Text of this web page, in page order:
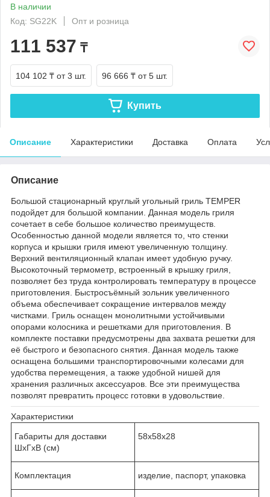
В наличии
Код: SG22K
Опт и розница
111 537 ₸
104 102 ₸ от 3 шт. 96 666 ₸ от 5 шт.
Купить
Описание Характеристики Доставка Оплата
Описание
Большой стационарный круглый угольный гриль TEMPER
подойдет для большой компании. Данная модель гриля
сочетает в себе большое количество преимуществ.
Особенностью данной модели является то, что стенки
корпуса и крышки гриля имеют увеличенную толщину.
Верхний вентиляционный клапан имеет удобную ручку.
Высокоточный термометр, встроенный в крышку гриля,
позволяет без труда контролировать температуру в процессе
приготовления. Быстросъёмный зольник увеличенного
объема обеспечивает сокращение интервалов между
чистками. Гриль оснащен монолитными устойчивыми
опорами колосника и решетками для приготовления. В
комплекте поставки предусмотрены два захвата решетки для
её быстрого и безопасного снятия. Данная модель также
оснащена большими транспортировочными колесами для
удобства перемещения, а также удобной нишей для
хранения различных аксессуаров. Все эти преимущества
позволят превратить процесс готовки в удовольствие.
Характеристики
Габариты для доставки
ШхГхВ (см)
58х58х28
Комплектация изделие, паспорт, упаковка